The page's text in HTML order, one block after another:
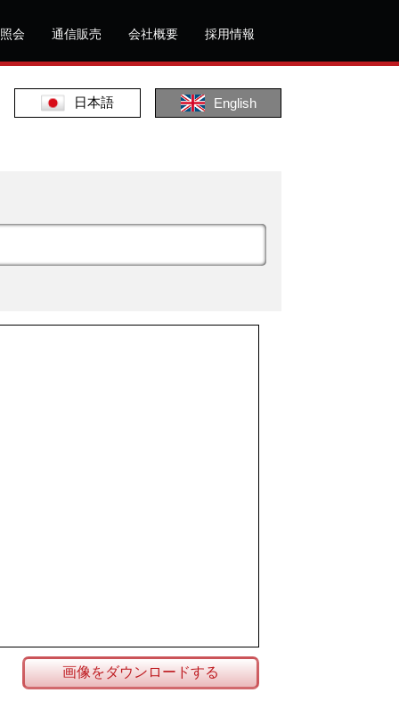
会 通信販売 会社概要 採用情報
日本語 English
画像をダウンロードする